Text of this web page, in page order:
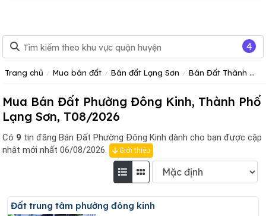
Trang chủ Mua bán đất Bán đất Lạng Sơn Bán Đất Thành Phố Lạng Sơn
Mua Bán Đất Phường Đông Kinh, Thành Phố
Lạng Sơn, T08/2026
Có 9 tin đăng Bán Đất Phường Đông Kinh dành cho bạn được cập
nhật mới nhất 06/08/2026.
Giới thiệu
đất trung tâm phường đông kinh
4